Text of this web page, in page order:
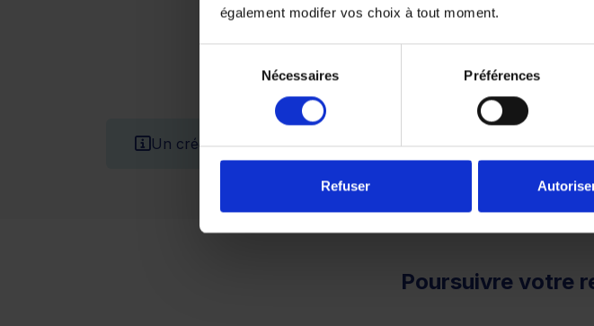
également modifer vos choix à tout moment.
consentement
Nécessaires Préférences
Refuser
Un crédit vous engage et doit être remboursé. Vérifiez vos
Poursuivre votre